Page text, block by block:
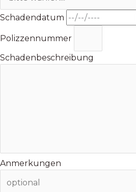
Schadendatum
Polizzennummer
Schadenbeschreibung
Anmerkungen